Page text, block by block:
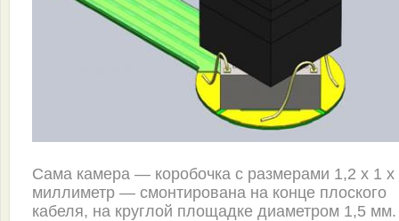
Сама камера — коробочка с размерами 1,2 х 1 х
миллиметр — смонтирована на конце плоского
кабеля, на круглой площадке диаметром 1,5 мм.